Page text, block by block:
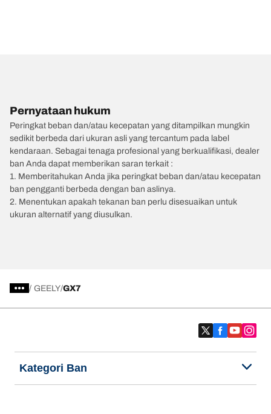
Pernyataan hukum
Peringkat beban dan/atau kecepatan yang ditampilkan mungkin
sedikit berbeda dari ukuran asli yang tercantum pada label
kendaraan. Sebagai tenaga profesional yang berkualifikasi, dealer
ban Anda dapat memberikan saran terkait :
1. Memberitahukan Anda jika peringkat beban dan/atau kecepatan
ban pengganti berbeda dengan ban aslinya.
2. Menentukan apakah tekanan ban perlu disesuaikan untuk
ukuran alternatif yang diusulkan.
/ GEELY GX7
Kategori Ban